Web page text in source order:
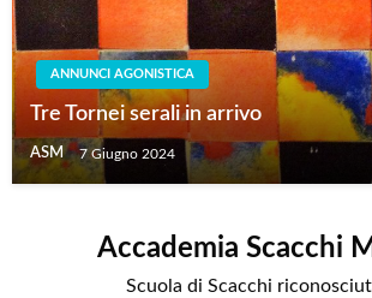
ANNUNCI AGONISTICA
Tre Tornei serali in arrivo
ASM 7 Giugno 2024
Accademia Scacchi
Scuola di Scacchi